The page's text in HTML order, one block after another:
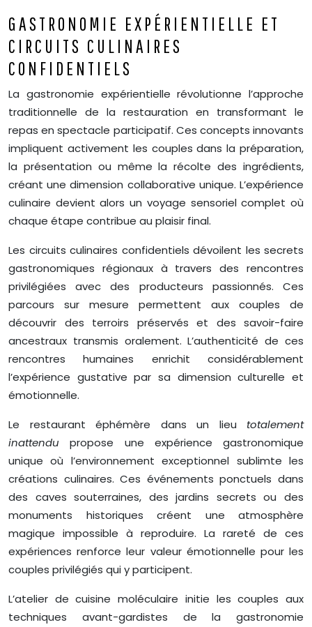
GASTRONOMIE EXPÉRIENTIELLE ET
CIRCUITS CULINAIRES
CONFIDENTIELS
La gastronomie expérientielle révolutionne l’approche
traditionnelle de la restauration en transformant le
repas en spectacle participatif. Ces concepts innovants
impliquent activement les couples dans la préparation,
la présentation ou même la récolte des ingrédients,
créant une dimension collaborative unique. L’expérience
culinaire devient alors un voyage sensoriel complet où
chaque étape contribue au plaisir final.
Les circuits culinaires confidentiels dévoilent les secrets
gastronomiques régionaux à travers des rencontres
privilégiées avec des producteurs passionnés. Ces
parcours sur mesure permettent aux couples de
découvrir des terroirs préservés et des savoir-faire
ancestraux transmis oralement. L’authenticité de ces
rencontres humaines enrichit considérablement
l’expérience gustative par sa dimension culturelle et
émotionnelle.
Le restaurant éphémère dans un lieu totalement
inattendu propose une expérience gastronomique
unique où l’environnement exceptionnel sublimte les
créations culinaires. Ces événements ponctuels dans
des caves souterraines, des jardins secrets ou des
monuments historiques créent une atmosphère
magique impossible à reproduire. La rareté de ces
expériences renforce leur valeur émotionnelle pour les
couples privilégiés qui y participent.
L’atelier de cuisine moléculaire initie les couples aux
techniques avant-gardistes de la gastronomie